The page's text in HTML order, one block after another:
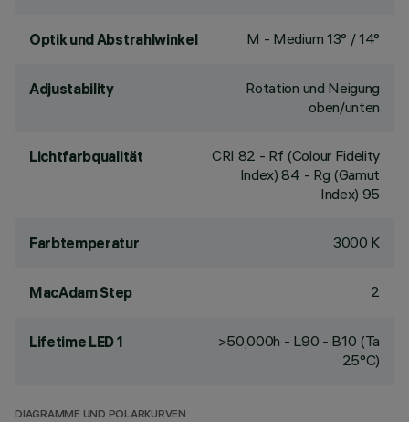
Optik und Abstrahlwinkel M - Medium 13° / 14°
Adjustability
Rotation und Neigung
oben/unten
Lichtfarbqualität CRI 82 - Rf (Colour Fidelity
Index) 84 - Rg (Gamut
Index) 95
Farbtemperatur 3000 K
MacAdam Step 2
Lifetime LED 1
>50,000h - L90 - B10 (Ta
25°C)
DIAGRAMME UND POLARKURVEN